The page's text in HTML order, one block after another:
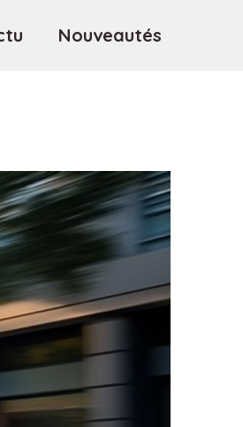
Nouveautés